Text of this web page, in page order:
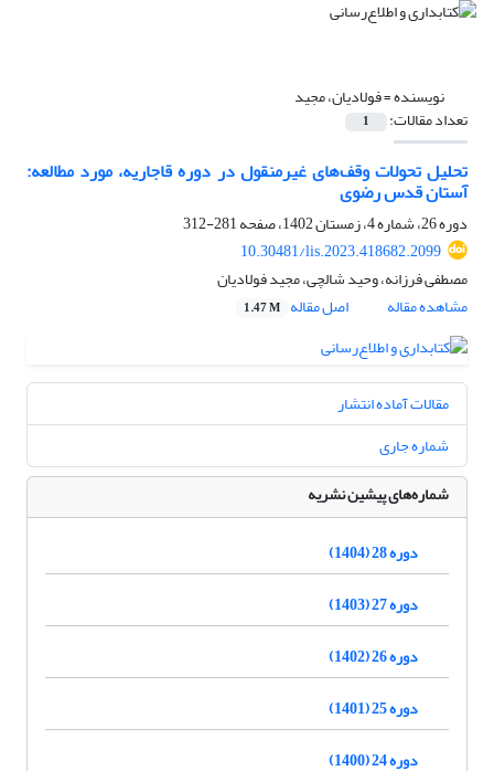
نویسنده =فولادیان، مجید
تعداد مقالات: 1
تحلیل تحولات وقف‌های غیرمنقول در دوره قاجاریه، مورد مطالعه:
آستان ‌قدس ‌رضوی
دوره 26، شماره 4، زمستان 1402، صفحه
281-312
10.30481/lis.2023.418682.2099
مصطفی فرزانه، وحید شالچی، مجید فولادیان
مشاهده مقاله
اصل مقاله 1.47 M
مقالات آماده انتشار
شماره جاری
شماره‌های پیشین نشریه
دوره 28 (1404)
دوره 27 (1403)
دوره 26 (1402)
دوره 25 (1401)
دوره 24 (1400)